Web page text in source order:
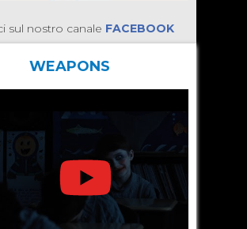
sul nostro canale FACEBOOK
WEAPONS